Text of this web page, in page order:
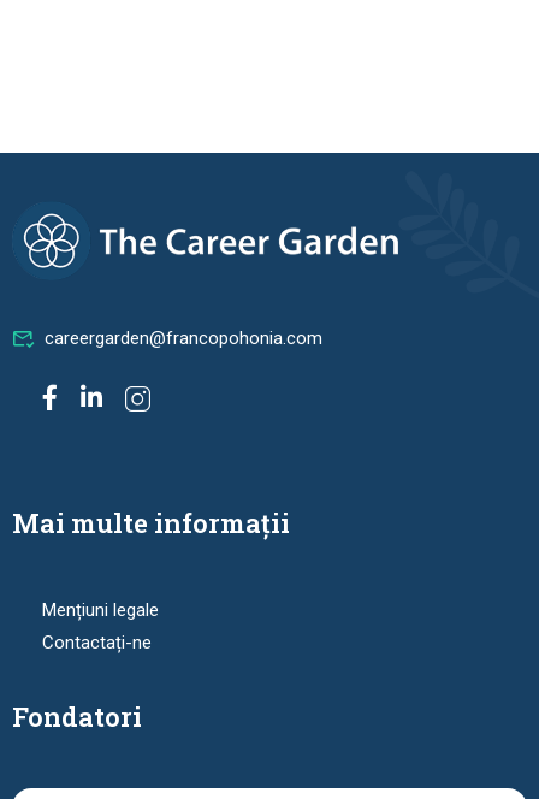
careergarden@francopohonia.com
Mai multe informații
Mențiuni legale
Contactați-ne
Fondatori